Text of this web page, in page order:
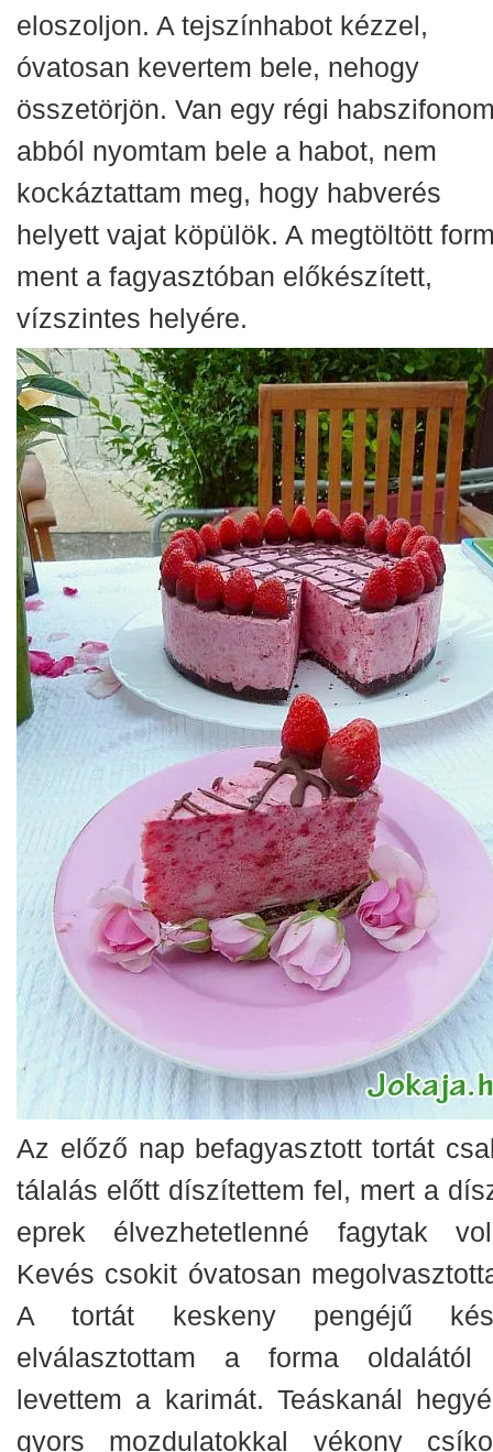
eloszoljon. A tejszínhabot kézzel,
óvatosan kevertem bele, nehogy
összetörjön. Van egy régi
abból nyomtam bele a habot, nem
kockáztattam meg, hogy habverés
helyett vajat köpülök. A megtöltött
ment a fagyasztóban előkészített,
vízszintes helyére.
Az előző nap befagyasztott tortát
tálalás előtt díszítettem fel, mert a
eprek élvezhetetlenné fagytak
Kevés csokit óvatosan
A tortát keskeny pengéjű
elválasztottam a forma oldalától
levettem a karimát. Teáskanál
gyors mozdulatokkal vékony